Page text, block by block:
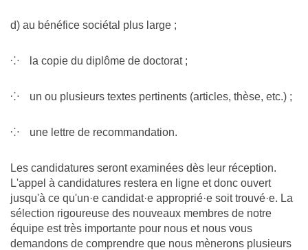
d) au bénéfice sociétal plus large ;
la copie du diplôme de doctorat ;
un ou plusieurs textes pertinents (articles, thèse, etc.) ;
une lettre de recommandation.
Les candidatures seront examinées dès leur réception.
L'appel à candidatures restera en ligne et donc ouvert
jusqu'à ce qu'un·e candidat·e approprié·e soit trouvé·e. La
sélection rigoureuse des nouveaux membres de notre
équipe est très importante pour nous et nous vous
demandons de comprendre que nous mènerons plusieurs